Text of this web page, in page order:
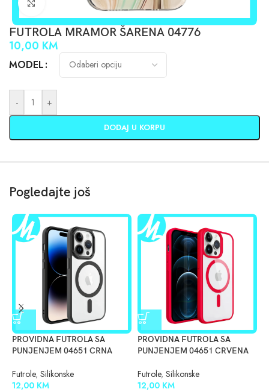
Click to enlarge
FUTROLA MRAMOR ŠARENA 04776
10,00 KM
MODEL
- +
DODAJ U KORPU
Pogledajte još
PROVIDNA FUTROLA SA
PUNJENJEM 04651 CRNA
Futrole, Silikonske
12,00 KM
PROVIDNA FUTROLA SA
PUNJENJEM 04651 CRVENA
Futrole, Silikonske
12,00 KM